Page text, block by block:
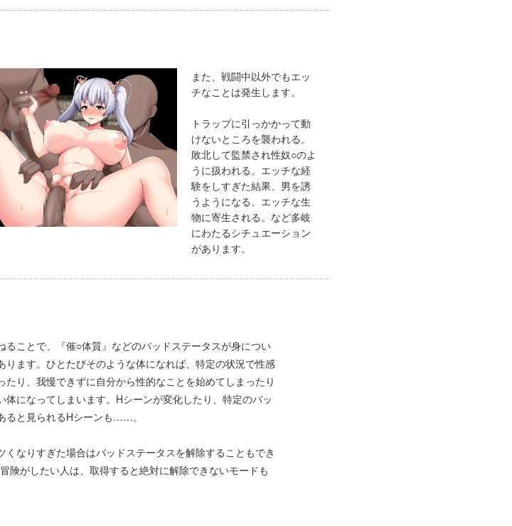
また、戦闘中以外でもエッ
チなことは発生します。
トラップに引っかかって動
けないところを襲われる。
敗北して監禁され性奴○のよ
うに扱われる。エッチな経
験をしすぎた結果、男を誘
うようになる。エッチな生
物に寄生される。など多岐
にわたるシチュエーション
があります。
ることで、『催○体質』などのバッドステータスが身につい
ります。ひとたびそのような体になれば、特定の状況で性感
たり、我慢できずに自分から性的なことを始めてしまったり
体になってしまいます。Hシーンが変化したり、特定のバッ
ると見られるHシーンも……。
くなりすぎた場合はバッドステータスを解除することもでき
険がしたい人は、取得すると絶対に解除できないモードも